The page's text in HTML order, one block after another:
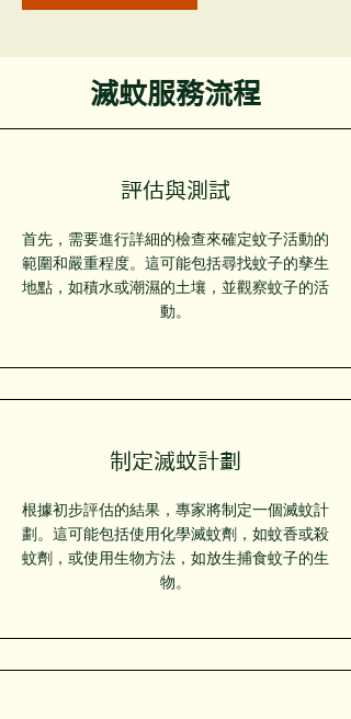
滅蚊服務流程
評估與測試
首先，需要進行詳細的檢查來確定蚊子活動的
範圍和嚴重程度。這可能包括尋找蚊子的孳生
地點，如積水或潮濕的土壤，並觀察蚊子的活
動。
制定滅蚊計劃
根據初步評估的結果，專家將制定一個滅蚊計
劃。這可能包括使用化學滅蚊劑，如蚊香或殺
蚊劑，或使用生物方法，如放生捕食蚊子的生
物。